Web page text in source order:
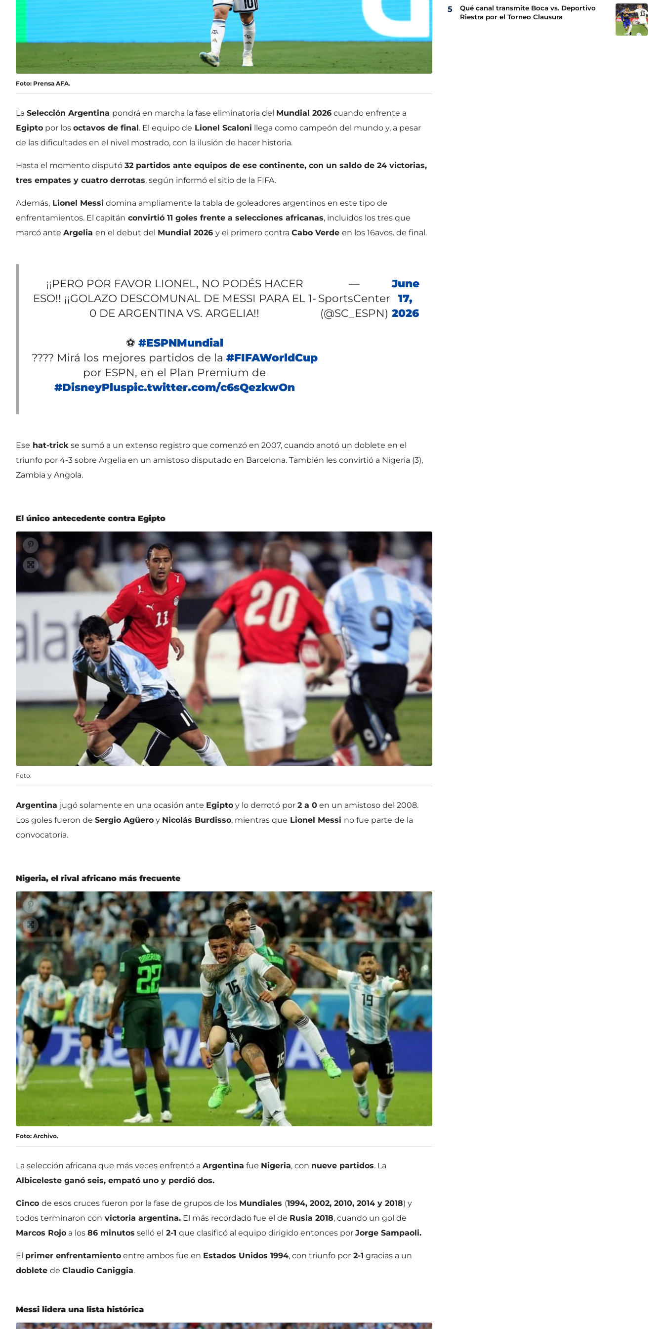
Foto: Prensa AFA.
La Selección Argentina pondrá en marcha la fase eliminatoria del Mundial 2026 cuando enfrente a
Egipto por los octavos de final. El equipo de Lionel Scaloni llega como campeón del mundo y, a pesar
de las dificultades en el nivel mostrado, con la ilusión de hacer historia.
Hasta el momento disputó 32 partidos ante equipos de ese continente, con un saldo de 24 victorias,
tres empates y cuatro derrotas, según informó el sitio de la FIFA.
Además, Lionel Messi domina ampliamente la tabla de goleadores argentinos en este tipo de
enfrentamientos. El capitán convirtió 11 goles frente a selecciones africanas, incluidos los tres que
marcó ante Argelia en el debut del Mundial 2026 y el primero contra Cabo Verde en los 16avos. de final.
¡¡PERO POR FAVOR LIONEL, NO PODÉS HACER
ESO!! ¡¡GOLAZO DESCOMUNAL DE MESSI PARA EL 1-
0 DE ARGENTINA VS. ARGELIA!!
⚽ #ESPNMundial
???? Mirá los mejores partidos de la #FIFAWorldCup
por ESPN, en el Plan Premium de
#DisneyPluspic.twitter.com/c6sQezkwOn
—
SportsCenter
(@SC_ESPN)
June
17,
2026
Ese hat-trick se sumó a un extenso registro que comenzó en 2007, cuando anotó un doblete en el
triunfo por 4-3 sobre Argelia en un amistoso disputado en Barcelona. También les convirtió a Nigeria (3),
Zambia y Angola.
El único antecedente contra Egipto
Foto:
Argentina jugó solamente en una ocasión ante Egipto y lo derrotó por 2 a 0 en un amistoso del 2008.
Los goles fueron de Sergio Agüero y Nicolás Burdisso, mientras que Lionel Messi no fue parte de la
convocatoria.
Nigeria, el rival africano más frecuente
Foto: Archivo.
La selección africana que más veces enfrentó a Argentina fue Nigeria, con nueve partidos. La
Albiceleste ganó seis, empató uno y perdió dos.
Cinco de esos cruces fueron por la fase de grupos de los Mundiales (1994, 2002, 2010, 2014 y 2018) y
todos terminaron con victoria argentina. El más recordado fue el de Rusia 2018, cuando un gol de
Marcos Rojo a los 86 minutos selló el 2-1 que clasificó al equipo dirigido entonces por Jorge Sampaoli.
El primer enfrentamiento entre ambos fue en Estados Unidos 1994, con triunfo por 2-1 gracias a un
doblete de Claudio Caniggia.
Messi lidera una lista histórica
Qué canal transmite Boca vs. Deportivo
Riestra por el Torneo Clausura